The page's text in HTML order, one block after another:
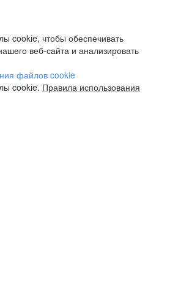
cookie, чтобы обеспечивать
веб-сайта и анализировать
файлов cookie
cookie. Правила использования